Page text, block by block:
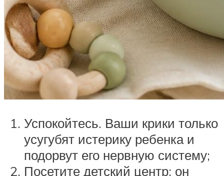
Успокойтесь. Ваши крики только
усугубят истерику ребенка и
подорвут его нервную систему;
Посетите детский центр: он